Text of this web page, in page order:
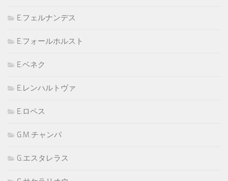
E.フェルナンデス
E.フォールホルスト
E.ベネク
E.レンハルトヴァ
E.ロペス
G.M.チャンパ
G.エスタレラス